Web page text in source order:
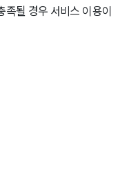
족될 경우 서비스 이용이